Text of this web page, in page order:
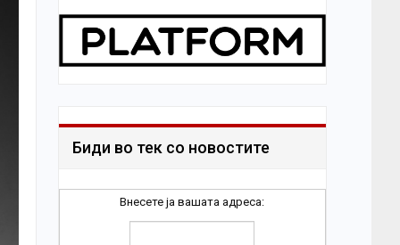
Биди во тек со новостите
Внесете ја вашата адреса: